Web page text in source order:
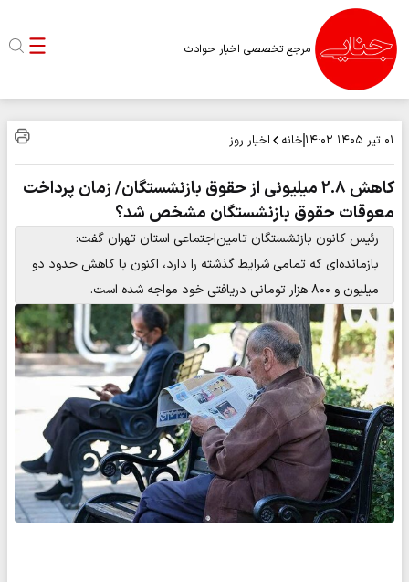
مرجع تخصصی اخبار حوادث
۰۱ تیر ۱۴۰۵ ۱۴:۰۲ خانه اخبار روز
کاهش ۲.۸ میلیونی از حقوق بازنشستگان/ زمان پرداخت
معوقات حقوق بازنشستگان مشخص شد؟
رئیس کانون بازنشستگان تامین‌اجتماعی استان تهران گفت:
بازمانده‌ای که تمامی شرایط گذشته را دارد، اکنون با کاهش حدود دو
میلیون و ۸۰۰ هزار تومانی دریافتی خود مواجه شده است.